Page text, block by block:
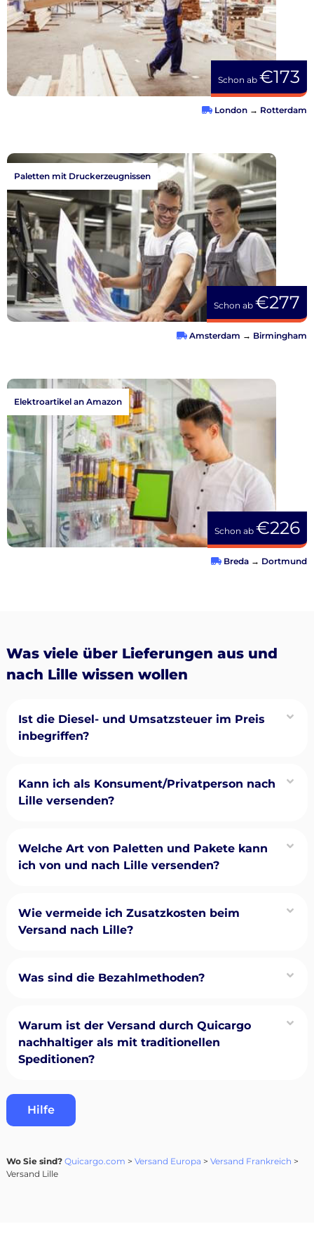
Schon ab €173
London → Rotterdam
Schon ab €277
Paletten mit Druckerzeugnissen
Amsterdam → Birmingham
Schon ab €226
Elektroartikel an Amazon
Breda → Dortmund
Was viele über Lieferungen aus und
nach Lille wissen wollen
Ist die Diesel- und Umsatzsteuer im Preis
inbegriffen?
Kann ich als Konsument/Privatperson nach
Lille versenden?
Welche Art von Paletten und Pakete kann
ich von und nach Lille versenden?
Wie vermeide ich Zusatzkosten beim
Versand nach Lille?
Was sind die Bezahlmethoden?
Warum ist der Versand durch Quicargo
nachhaltiger als mit traditionellen
Speditionen?
Hilfe
Wo Sie sind? Quicargo.com > Versand Europa > Versand Frankreich >
Versand Lille